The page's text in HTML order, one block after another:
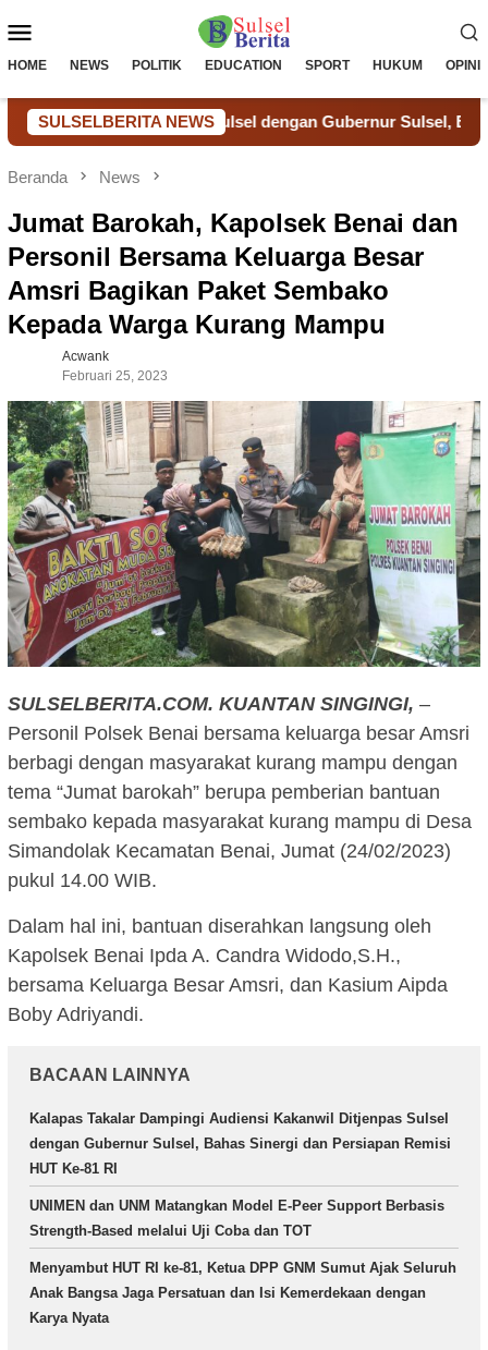
ke
Mobile
HOME NEWS POLITIK EDUCATION SPORT HUKUM OPINI
SULSELBERITA NEWS
Ditjenpas Sulsel dengan Gubernur Sulsel, Bahas Sinergi
Beranda News
Jumat Barokah, Kapolsek Benai dan
Personil Bersama Keluarga Besar
Amsri Bagikan Paket Sembako
Kepada Warga Kurang Mampu
Acwank
Februari 25, 2023
SULSELBERITA.COM. KUANTAN SINGINGI, –
Personil Polsek Benai bersama keluarga besar Amsri
berbagi dengan masyarakat kurang mampu dengan
tema “Jumat barokah” berupa pemberian bantuan
sembako kepada masyarakat kurang mampu di Desa
Simandolak Kecamatan Benai, Jumat (24/02/2023)
pukul 14.00 WIB.
Dalam hal ini, bantuan diserahkan langsung oleh
Kapolsek Benai Ipda A. Candra Widodo,S.H.,
bersama Keluarga Besar Amsri, dan Kasium Aipda
Boby Adriyandi.
BACAAN LAINNYA
Kalapas Takalar Dampingi Audiensi Kakanwil Ditjenpas Sulsel
dengan Gubernur Sulsel, Bahas Sinergi dan Persiapan Remisi
HUT Ke-81 RI
UNIMEN dan UNM Matangkan Model E-Peer Support Berbasis
Strength-Based melalui Uji Coba dan TOT
Menyambut HUT RI ke-81, Ketua DPP GNM Sumut Ajak Seluruh
Anak Bangsa Jaga Persatuan dan Isi Kemerdekaan dengan
Karya Nyata